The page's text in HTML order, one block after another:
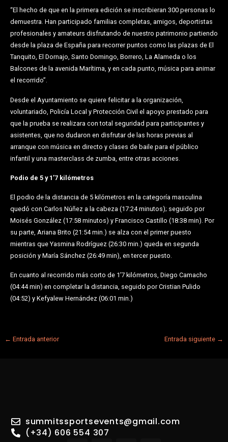
“El hecho de que en la primera edición se inscribieran 300 personas lo
demuestra. Han participado familias completas, amigos, deportistas
profesionales y amateurs disfrutando de nuestro patrimonio partiendo
desde la plaza de España para recorrer puntos como las plazas de El
Tanquito, El Dornajo, Santo Domingo, Borrero, La Alameda o los
Balcones de la avenida Marítima, y en cada punto, música para animar
el recorrido”.
Desde el Ayuntamiento se quiere felicitar a la organización,
voluntariado, Policía Local y Protección Civil el apoyo prestado para
que la prueba se realizara con total seguridad para participantes y
asistentes, que no dudaron en disfrutar de las horas previas al
arranque con música en directo y clases de baile para el público
infantil y una masterclass de zumba, entre otras acciones.
Podio de 5 y 1’7 kilómetros
El podio de la distancia de 5 kilómetros en la categoría masculina
quedó con Carlos Núñez a la cabeza (17:24 minutos); seguido por
Moisés González (17:58 minutos) y Francisco Castillo (18:38 min). Por
su parte, Ariana Brito (21:54 min.) se alza con el primer puesto
mientras que Yasmina Rodríguez (26:30 min.) queda en segunda
posición y María Sánchez (26:49 min), en tercer puesto.
En cuanto al recorrido más corto de 1’7 kilómetros, Diego Camacho
(04:44 min) en completar la distancia, seguido por Cristian Pulido
(04:52) y Kefyalew Hernández (06:01 min.)
← Entrada anterior Entrada siguiente →
summitssportsevents@gmail.com
(+34) 606 554 307